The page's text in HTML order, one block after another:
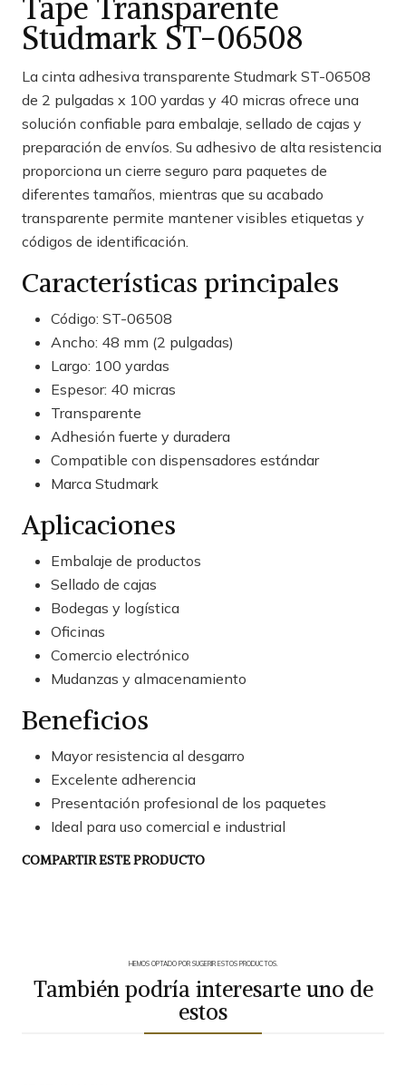
Tape Transparente
Studmark ST-06508
La cinta adhesiva transparente Studmark ST-06508
de 2 pulgadas x 100 yardas y 40 micras ofrece una
solución confiable para embalaje, sellado de cajas y
preparación de envíos. Su adhesivo de alta resistencia
proporciona un cierre seguro para paquetes de
diferentes tamaños, mientras que su acabado
transparente permite mantener visibles etiquetas y
códigos de identificación.
Características principales
Código: ST-06508
Ancho: 48 mm (2 pulgadas)
Largo: 100 yardas
Espesor: 40 micras
Transparente
Adhesión fuerte y duradera
Compatible con dispensadores estándar
Marca Studmark
Aplicaciones
Embalaje de productos
Sellado de cajas
Bodegas y logística
Oficinas
Comercio electrónico
Mudanzas y almacenamiento
Beneficios
Mayor resistencia al desgarro
Excelente adherencia
Presentación profesional de los paquetes
Ideal para uso comercial e industrial
COMPARTIR ESTE PRODUCTO
HEMOS OPTADO POR SUGERIR ESTOS PRODUCTOS.
También podría interesarte uno de
estos